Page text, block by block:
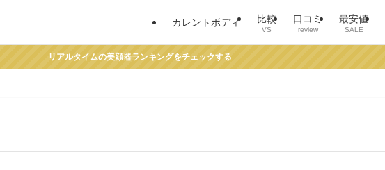
カレントボディ 比較
VS
口コミ
review
最安値
SALE
リアルタイムの美顔器ランキングをチェックする